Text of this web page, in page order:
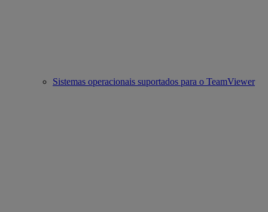
Sistemas operacionais suportados para o TeamViewer